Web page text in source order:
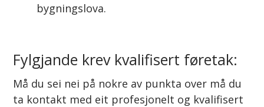
bygningslova.
Fylgjande krev kvalifisert føretak:
Må du sei nei på nokre av punkta over må du
ta kontakt med eit profesjonelt og kvalifisert